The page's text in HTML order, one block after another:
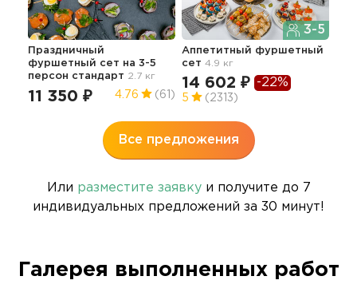
Праздничный
фуршетный сет на 3-5
персон стандарт 2.7 кг
11 350 ₽ 4.76 (61)
3-5
Аппетитный фуршетный
сет 4.9 кг
14 602 ₽ -22%
5 (2313)
Все предложения
Или разместите заявкуи получите до 7
индивидуальных предложений за 30 минут!
Галерея выполненных работ